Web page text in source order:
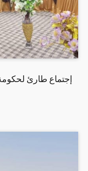
إجتماع طارئ